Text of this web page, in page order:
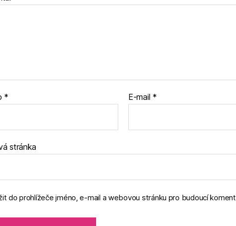
* E-mail *
stránka
do prohlížeče jméno, e-mail a webovou stránku pro budoucí